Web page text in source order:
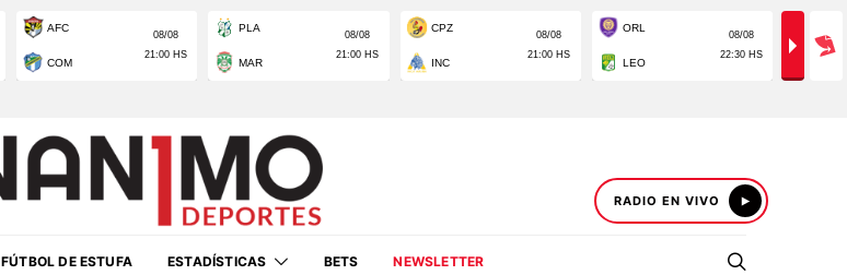
RADIO EN VIVO
FÚTBOL DE ESTUFA ESTADÍSTICAS BETS NEWSLETTER